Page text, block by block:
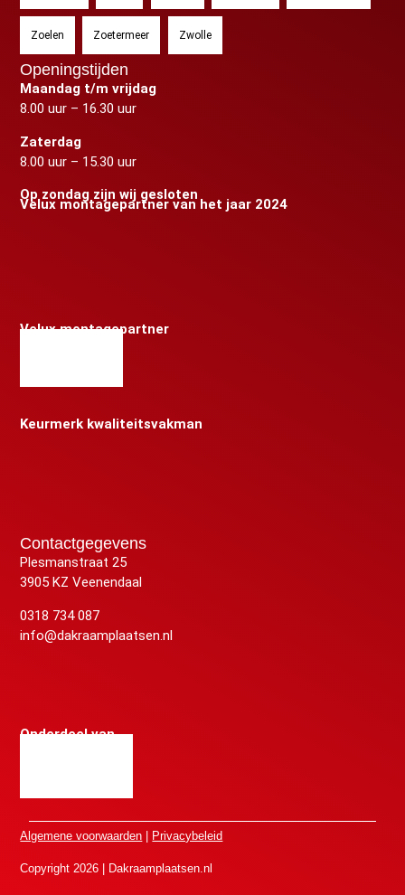
Zoelen Zoetermeer Zwolle
Openingstijden
Maandag t/m vrijdag
8.00 uur – 16.30 uur
Zaterdag
8.00 uur – 15.30 uur
Op zondag zijn wij gesloten
Velux montagepartner van het jaar 2024
Velux montagepartner
Keurmerk kwaliteitsvakman
Contactgegevens
Plesmanstraat 25
3905 KZ Veenendaal
0318 734 087
info@dakraamplaatsen.nl
Onderdeel van
Algemene voorwaarden | Privacybeleid
Copyright 2026 | Dakraamplaatsen.nl